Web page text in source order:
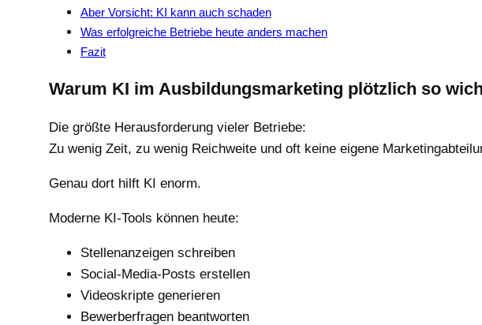
Aber Vorsicht: KI kann auch schaden
Was erfolgreiche Betriebe heute anders machen
Fazit
Warum KI im Ausbildungsmarketing plötzlich so
Die größte Herausforderung vieler Betriebe:
Zu wenig Zeit, zu wenig Reichweite und oft keine eigene
Genau dort hilft KI enorm.
Moderne KI-Tools können heute:
Stellenanzeigen schreiben
Social-Media-Posts erstellen
Videoskripte generieren
Bewerberfragen beantworten